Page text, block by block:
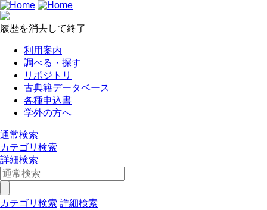
履歴を消去して終了
利用案内
調べる・探す
リポジトリ
古典籍データベース
各種申込書
学外の方へ
通常検索
カテゴリ検索
詳細検索
カテゴリ検索 詳細検索